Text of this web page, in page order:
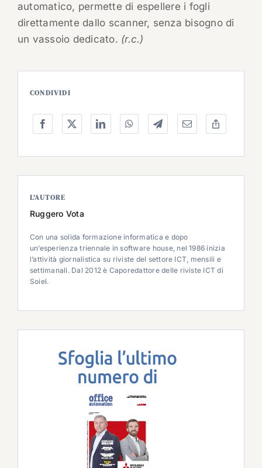
automatico, permette di espellere i fogli
direttamente dallo scanner, senza bisogno di
un vassoio dedicato. (r.c.)
CONDIVIDI
L’AUTORE
Ruggero Vota
Con una solida formazione informatica e dopo
un’esperienza triennale in software house, nel 1986 inizia
l’attività giornalistica su riviste del settore ICT, mensili e
settimanali. Dal 2012 è Caporedattore delle riviste ICT di
Soiel.